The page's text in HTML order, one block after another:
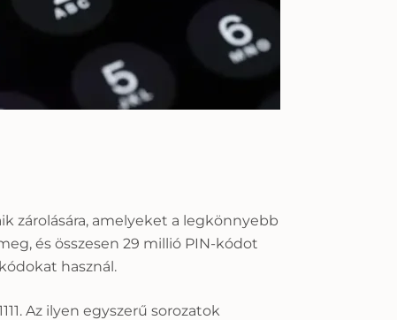
zárolására, amelyeket a legkönnyebb
és összesen 29 millió PIN-kódot
használ.
Az ilyen egyszerű sorozatok